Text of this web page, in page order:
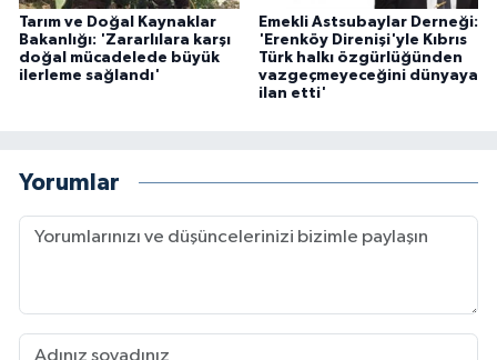
Tarım ve Doğal Kaynaklar
Bakanlığı: 'Zararlılara karşı
doğal mücadelede büyük
ilerleme sağlandı'
Emekli Astsubaylar Derneği:
'Erenköy Direnişi'yle Kıbrıs
Türk halkı özgürlüğünden
vazgeçmeyeceğini dünyaya
ilan etti'
Yorumlar